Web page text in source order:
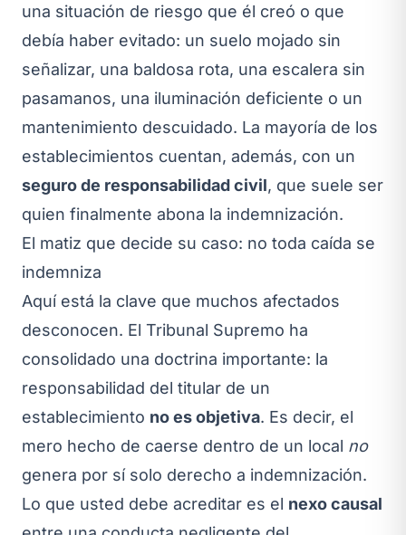
una situación de riesgo que él creó o que
debía haber evitado: un suelo mojado sin
señalizar, una baldosa rota, una escalera sin
pasamanos, una iluminación deficiente o un
mantenimiento descuidado. La mayoría de los
establecimientos cuentan, además, con un
seguro de responsabilidad civil, que suele ser
quien finalmente abona la indemnización.
El matiz que decide su caso: no toda caída se
indemniza
Aquí está la clave que muchos afectados
desconocen. El Tribunal Supremo ha
consolidado una doctrina importante: la
responsabilidad del titular de un
establecimiento no es objetiva. Es decir, el
mero hecho de caerse dentro de un local no
genera por sí solo derecho a indemnización.
Lo que usted debe acreditar es el nexo causal